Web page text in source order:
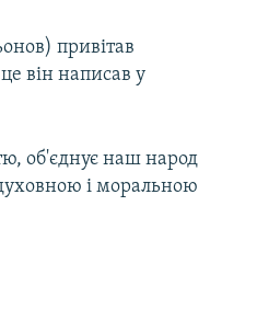
привітав
він написав у
об'єднує наш народ
духовною і моральною